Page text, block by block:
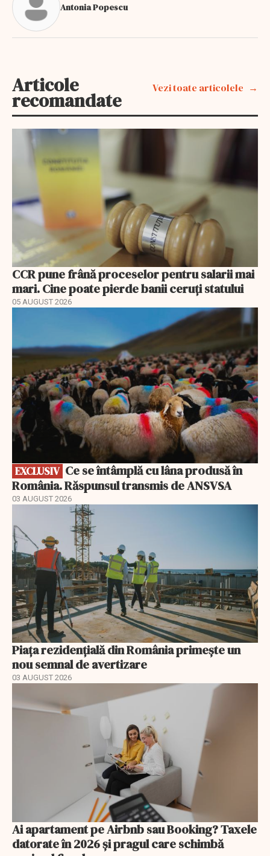
Antonia Popescu
Articole
recomandate
Vezi toate articolele
CCR pune frână proceselor pentru salarii mai
mari. Cine poate pierde banii ceruți statului
05 AUGUST 2026
EXCLUSIV
România. Răspunsul transmis de ANSVSA
03 AUGUST 2026
Piața rezidențială din România primește un
nou semnal de avertizare
03 AUGUST 2026
Ai apartament pe Airbnb sau Booking? Taxele
datorate în 2026 și pragul care schimbă